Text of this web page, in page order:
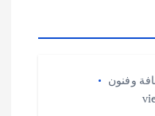
وفنون